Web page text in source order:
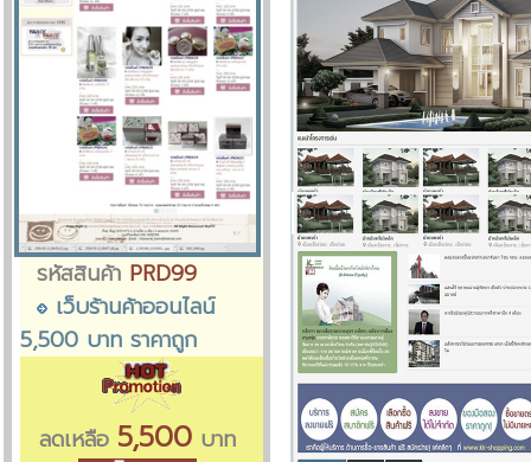
รหัสสินค้า PRD99
เว็บร้านค้าออนไลน์
5,500 บาท ราคาถูก
ลดเหลือ 5,500บาท